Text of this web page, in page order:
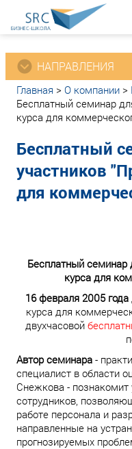
НАПРАВЛЕНИЯ
Главная > О компании >
Бесплатный семинар
курса для
Бесплатный
участников
для
Бесплатный семинар
курса для
16 февраля 2005 года
курса для
двухчасовой
Автор семинара -
специалист в области
Снежкова - познакомит
сотрудников,
работе персонала и
направленные на
прогнозируемых